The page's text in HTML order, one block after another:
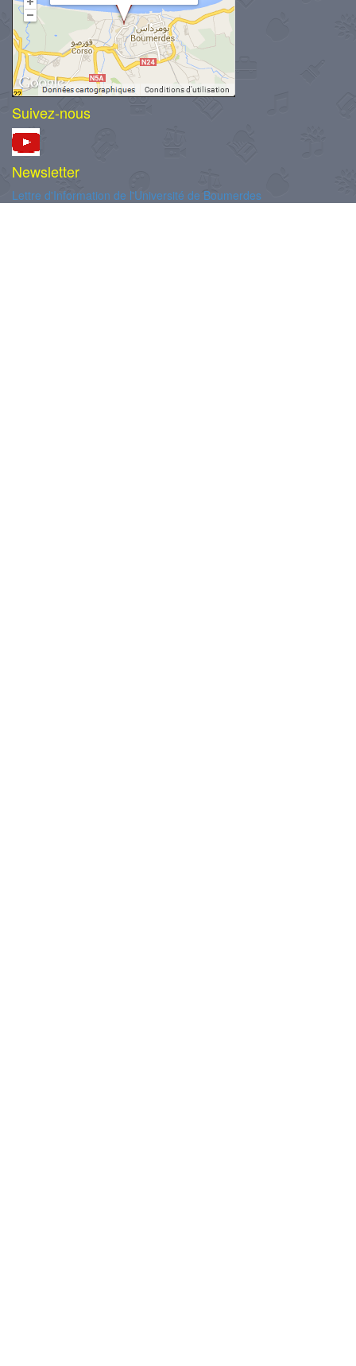
Suivez-nous
Newsletter
Lettre d'Information de l'Université de Boumerdes